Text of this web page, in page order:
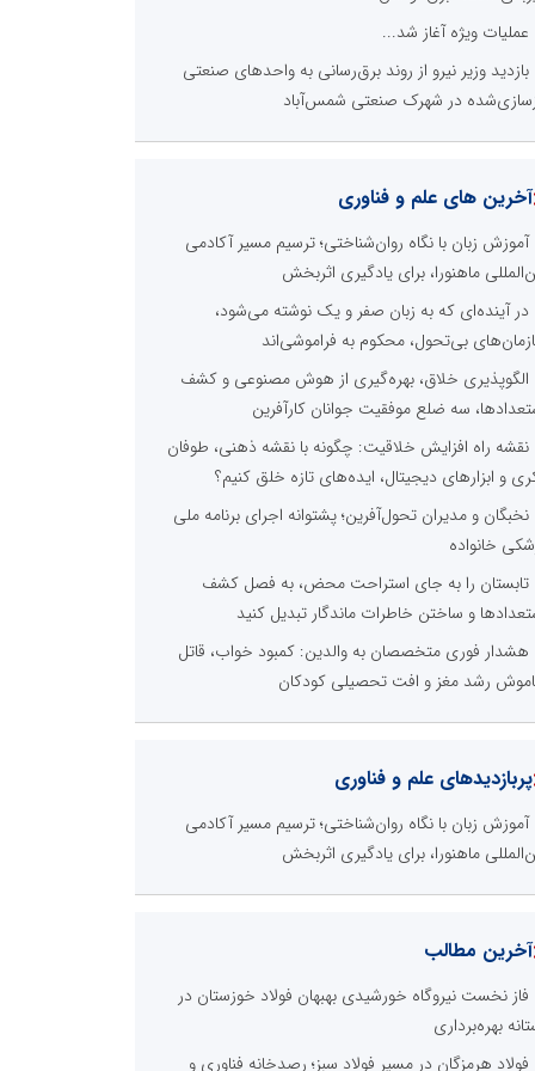
عملیات ویژه آغاز شد...
بازدید وزیر نیرو از روند برق‌رسانی به واحدهای صنعتی
در شهرک صنعتی شمس‌آباد
آخرین های علم و فناوری
آموزش زبان با نگاه روان‌شناختی؛ ترسیم مسیر آکادمی
ماهنورا، برای یادگیری اثربخش
در آینده‌ای که به زبان صفر و یک نوشته می‌شود،
بی‌تحول، محکوم به فراموشی‌اند
الگوپذیری خلاق، بهره‌گیری از هوش مصنوعی و کشف
سه ضلع موفقیت جوانان کارآفرین
نقشه راه افزایش خلاقیت: چگونه با نقشه ذهنی، طوفان
و ابزارهای دیجیتال، ایده‌های تازه خلق کنیم؟
نخبگان و مدیران تحول‌آفرین؛ پشتوانه اجرای برنامه ملی
خانواده
تابستان را به جای استراحت محض، به فصل کشف
و ساختن خاطرات ماندگار تبدیل کنید
هشدار فوری متخصصان به والدین: کمبود خواب، قاتل
رشد مغز و افت تحصیلی کودکان
پربازدیدهای علم و فناوری
آموزش زبان با نگاه روان‌شناختی؛ ترسیم مسیر آکادمی
ماهنورا، برای یادگیری اثربخش
آخرین مطالب
فاز نخست نیروگاه خورشیدی بهبهان فولاد خوزستان در
بهره‌برداری
فولاد هرمزگان در مسیر فولاد سبز؛ رصدخانه فناوری و